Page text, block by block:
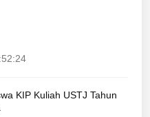
KIP Kuliah USTJ Tahun